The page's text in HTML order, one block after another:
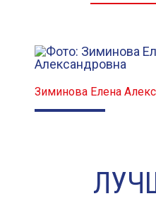
Зиминова Елена